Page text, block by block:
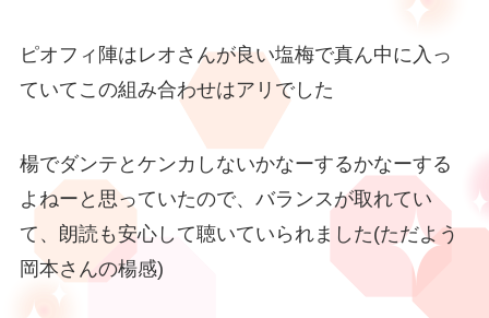
ピオフィ陣はレオさんが良い塩梅で真ん中に入っ
ていてこの組み合わせはアリでした
楊でダンテとケンカしないかなーするかなーする
よねーと思っていたので、バランスが取れてい
て、朗読も安心して聴いていられました(ただよう
岡本さんの楊感)